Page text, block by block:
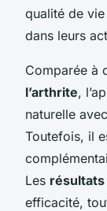
qualité de
dans leurs
Comparée à
l’arthrite,
naturelle
Toutefois, il
Les
efficacité,